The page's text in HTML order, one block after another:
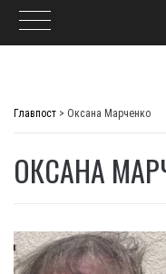
Главпост > Оксана Марченко
ОКСАНА